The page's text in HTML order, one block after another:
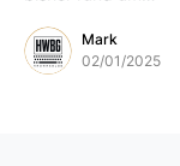
Mark
02/01/2025